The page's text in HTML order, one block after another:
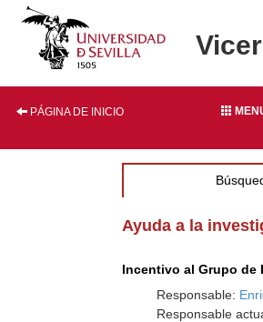
PÁGINA DE INICIO
Ayuda a la
Incentivo al Grupo de
Responsable:
Responsable